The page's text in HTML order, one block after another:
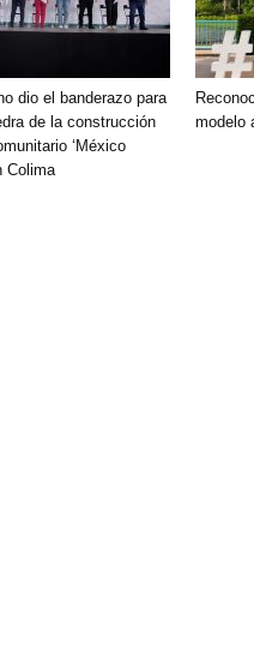
dio el banderazo para
de la construcción
‘México
Colima
modelo